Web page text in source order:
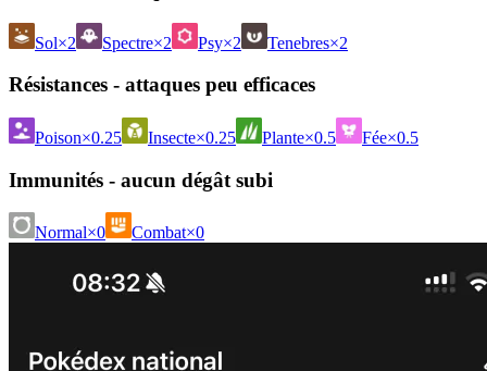
Sol×2 Spectre×2 Psy×2 Tenebres×2
Résistances - attaques peu efficaces
Poison×0.25 Insecte×0.25 Plante×0.5 Fée×0.5
Immunités - aucun dégât subi
Normal×0 Combat×0